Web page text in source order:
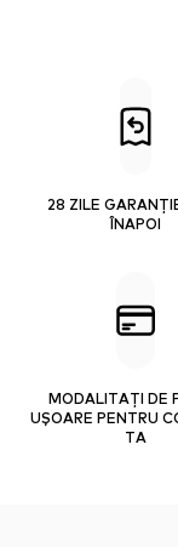
28 ZILE
ÎNAPOI
MODALITAȚI DE
UȘOARE PENTRU
TA